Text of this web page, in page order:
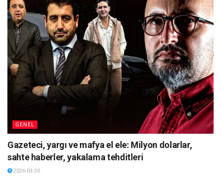
GENEL
Gazeteci, yargı ve mafya el ele: Milyon dolarlar,
sahte haberler, yakalama tehditleri
2026-03-30